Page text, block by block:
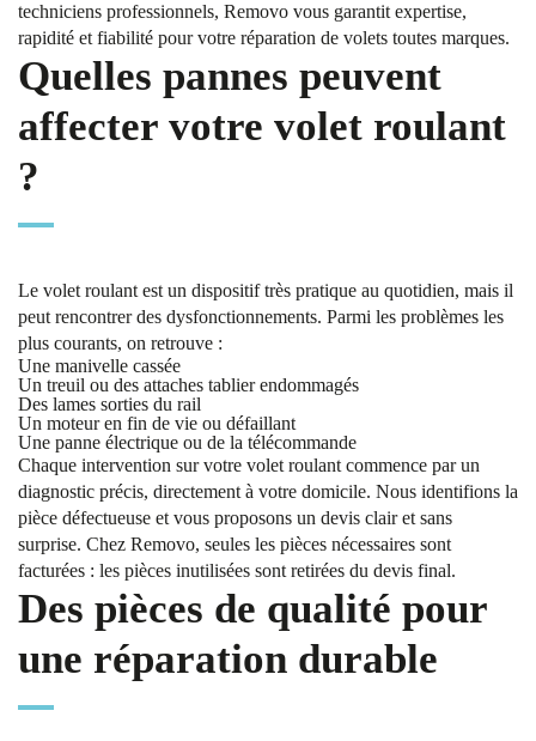
techniciens professionnels, Removo vous garantit expertise,
rapidité et fiabilité pour votre réparation de volets toutes marques.
Quelles pannes peuvent
affecter votre volet roulant
?
Le volet roulant est un dispositif très pratique au quotidien, mais il
peut rencontrer des dysfonctionnements. Parmi les problèmes les
plus courants, on retrouve :
Une manivelle cassée
Un treuil ou des attaches tablier endommagés
Des lames sorties du rail
Un moteur en fin de vie ou défaillant
Une panne électrique ou de la télécommande
Chaque intervention sur votre volet roulant commence par un
diagnostic précis, directement à votre domicile. Nous identifions la
pièce défectueuse et vous proposons un devis clair et sans
surprise. Chez Removo, seules les pièces nécessaires sont
facturées : les pièces inutilisées sont retirées du devis final.
Des pièces de qualité pour
une réparation durable